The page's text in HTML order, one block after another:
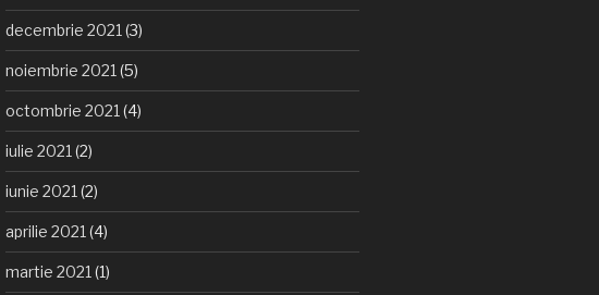
decembrie 2021 (3)
noiembrie 2021 (5)
octombrie 2021 (4)
iulie 2021 (2)
iunie 2021 (2)
aprilie 2021 (4)
martie 2021 (1)